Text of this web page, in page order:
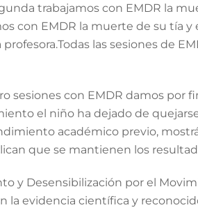
trabajamos con EMDR la
con EMDR la muerte de su tía y
las sesiones de
sesiones con EMDR damos por
el niño ha dejado de
académico previo,
que se mantienen los
y Desensibilización por el
la evidencia científica y